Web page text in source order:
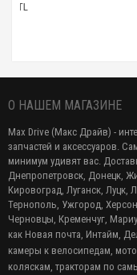
О НАШЕМ МАГАЗИНЕ
Max Drive (Макс Драйв) -
запчастей и аксессуаров.
минимум удивят вас.
Днепропетровск, Донецк,
Кировоград, Луганск,
Тернополь, Ужгород,
Черновцы, Кременчуг,
как Новая почта, Интайм,
камеры к велосипедам,
коляскам, тракторам по